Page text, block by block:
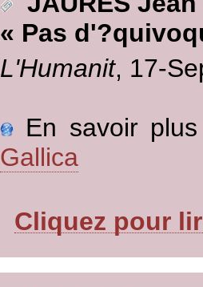
« Pas
L'Humanit, 17-
En savoir
Gallica
Cliquez pour